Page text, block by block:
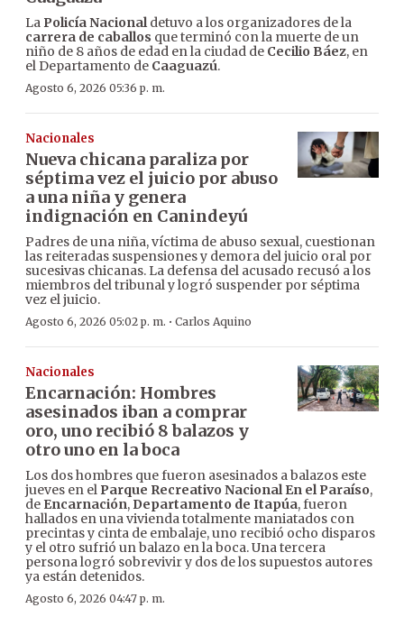
La Policía Nacionaldetuvo a los organizadores de la
carrera de caballos que terminó con la muerte de un
niño de 8 años de edad en la ciudad de Cecilio Báez, en
el Departamento de Caaguazú.
Agosto 6, 2026 05:36 p. m.
Nacionales
Nueva chicana paraliza por
séptima vez el juicio por abuso
a una niña y genera
indignación en Canindeyú
Padres de una niña, víctima de abuso sexual, cuestionan
las reiteradas suspensiones y demora del juicio oral por
sucesivas chicanas. La defensa del acusado recusó a los
miembros del tribunal y logró suspender por séptima
vez el juicio.
Agosto 6, 2026 05:02 p. m. · Carlos Aquino
Nacionales
Encarnación: Hombres
asesinados iban a comprar
oro, uno recibió 8 balazos y
otro uno en la boca
Los dos hombres que fueron asesinados a balazos este
jueves en el Parque Recreativo Nacional En el Paraíso,
de Encarnación, Departamento de Itapúa, fueron
hallados en una vivienda totalmente maniatados con
precintas y cinta de embalaje, uno recibió ocho disparos
y el otro sufrió un balazo en la boca. Una tercera
persona logró sobrevivir y dos de los supuestos autores
ya están detenidos.
Agosto 6, 2026 04:47 p. m.